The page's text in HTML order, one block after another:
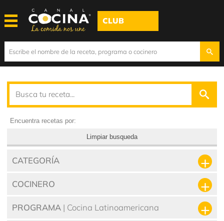
CLUB
Encuentra recetas por:
Limpiar busqueda
CATEGORÍA
COCINERO
PROGRAMA | Cocina Latinoamericana